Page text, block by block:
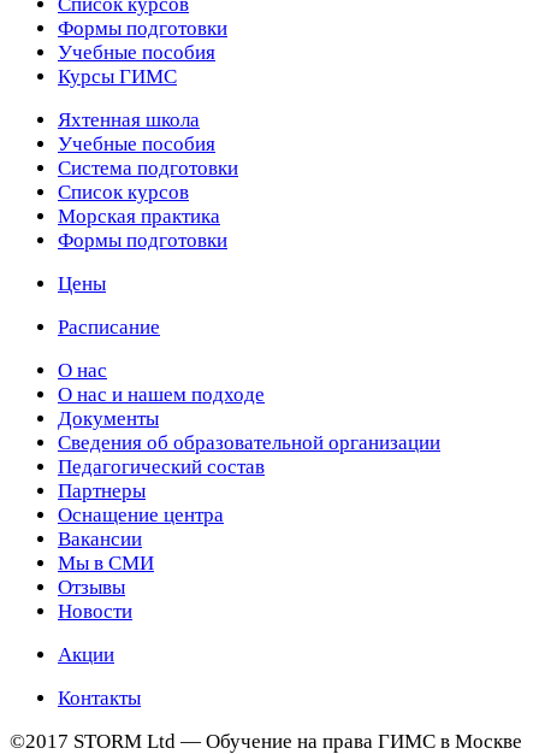
Формы подготовки
Учебные пособия
Курсы ГИМС
Яхтенная школа
Учебные пособия
Cистема подготовки
Список курсов
Морская практика
Формы подготовки
Цены
Расписание
О нас
О нас и нашем подходе
Документы
Сведения об образовательной организации
Педагогический состав
Партнеры
Оснащение центра
Вакансии
Мы в СМИ
Отзывы
Новости
Акции
Контакты
©2017 STORM Ltd — Обучение на права ГИМС в Москве